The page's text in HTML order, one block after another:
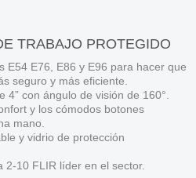
TRABAJO PROTEGIDO
E54 E76, E86 y E96 para hacer que
seguro y más eficiente.
4” con ángulo de visión de 160°.
y los cómodos botones
mano.
y vidrio de protección
10 FLIR líder en el sector.